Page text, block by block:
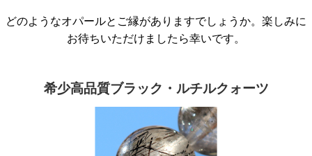
どのようなオパールとご縁がありますでしょうか。楽しみに
お待ちいただけましたら幸いです。
希少高品質ブラック・ルチルクォーツ